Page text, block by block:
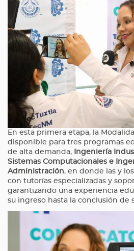
En esta primera etapa, la
disponible para tres programas
de alta demanda,
Ingeniería
Sistemas Computacionales e
Administración, en donde las y
con tutorías especializadas y
garantizando una experiencia
su ingreso hasta la conclusión de